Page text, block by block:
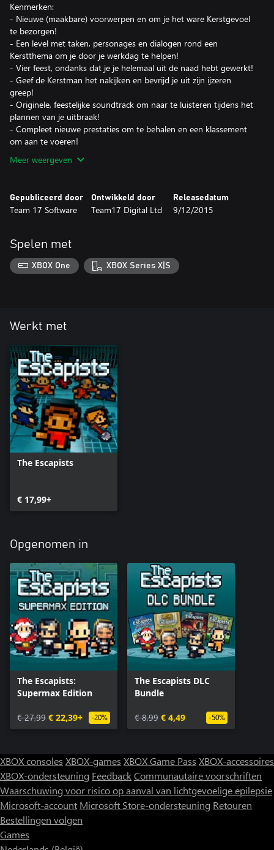
Kenmerken:
- Nieuwe (maakbare) voorwerpen en om je het ware Kerstgevoel
te bezorgen!
- Een level met taken, personages en dialogen rond een
Kerstthema om je door je werkdag te helpen!
- Vier feest, ondanks dat je je helemaal uit de naad hebt gewerkt!
- Geef de Kerstman het nakijken en bevrijd je uit zijn ijzeren
greep!
- Originele, feestelijke soundtrack om naar te luisteren tijdens het
plannen van je uitbraak!
- Compleet nieuwe prestaties om te behalen en een klassement
om aan te voeren!
Meer weergeven
Gepubliceerd door
Team 17 Software
Ontwikkeld door
Team17 Digital Ltd
Releasedatum
9/12/2015
Spelen met
XBOX One XBOX Series X|S
Werkt met
The Escapists
€ 17,99+
Opgenomen in
The Escapists:
Supermax Edition
€ 27,99 € 22,39+ -20%
The Escapists DLC
Bundle
€ 8,99 € 4,49 -50%
XBOX consoles XBOX-games XBOX Game Pass XBOX-accessoires
XBOX-ondersteuning FeedbackCommunautaire voorschriften
Waarschuwing voor risico op aanval van lichtgevoelige epilepsie
Microsoft-account Microsoft Store-ondersteuning Retouren
Bestellingen volgen
Games